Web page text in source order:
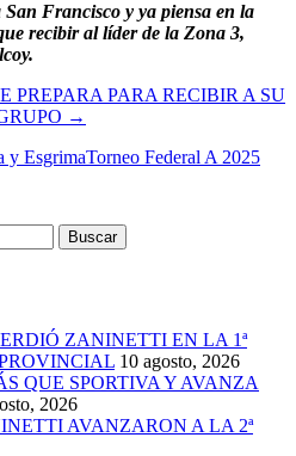
Francisco y ya piensa en la
recibir al líder de la Zona 3,
PREPARA PARA RECIBIR A SU
→
y EsgrimaTorneo Federal A 2025
ZANINETTI EN LA 1ª
10 agosto, 2026
QUE SPORTIVA Y AVANZA
2026
AVANZARON A LA 2ª